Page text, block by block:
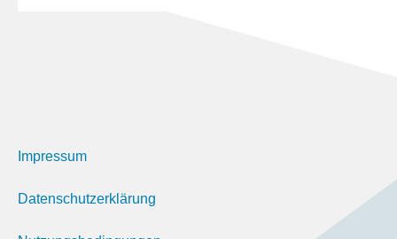
Impressum
Datenschutzerklärung